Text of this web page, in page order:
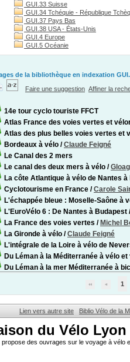
GUI.33 Suisse
GUI.34 Tchéquie - République
GUI.37 Pays Bas
GUI.38 USA - États-Unis
GUI.4 Europe
GUI.5 Océanie
de la bibliothèque en indexation
Faire une suggestion Affiner la
14e tour cyclo touriste FFCT
Atlas France des voies vertes et
Atlas des plus belles voies vertes et
Bordeaux à vélo /Claude Feigné
Le Canal des 2 mers
Le canal des deux mers à vélo /
La côte Atlantique à vélo de Nantes
Cyclotourisme en France /Carole
L'échappée bleue : Moselle-Saône à
L'EuroVélo 6 : De Nantes à Budapest
La France des voies vertes / Michel
La Gironde à vélo /Claude Feigné
L'intégrale de la Loire à vélo de
Du Léman à la Méditerranée à vélo
Du Léman à la mer Méditerranée à
1
Lien vers autre site Biblio Vélo de la
du Vélo Lyon
des ouvrages sur le voyage à